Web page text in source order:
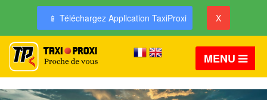
📱 Téléchargez Application TaxiProxi X
MENU